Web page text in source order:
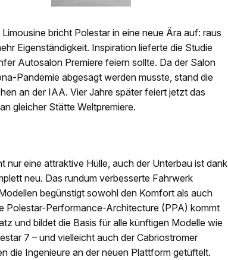
bricht Polestar in eine neue Ära auf: raus
Eigenständigkeit. Inspiration lieferte die Studie
Autosalon Premiere feiern sollte. Da der Salon
Pandemie abgesagt werden musste, stand die
an der IAA. Vier Jahre später feiert jetzt das
gleicher Stätte Weltpremiere.
nur eine attraktive Hülle, auch der Unterbau ist dank
neu. Das rundum verbesserte Fahrwerk
begünstigt sowohl den Komfort als auch
Polestar-Performance-Architecture (PPA) kommt
und bildet die Basis für alle künftigen Modelle wie
7 – und vielleicht auch der Cabriostromer
die Ingenieure an der neuen Plattform getüftelt.